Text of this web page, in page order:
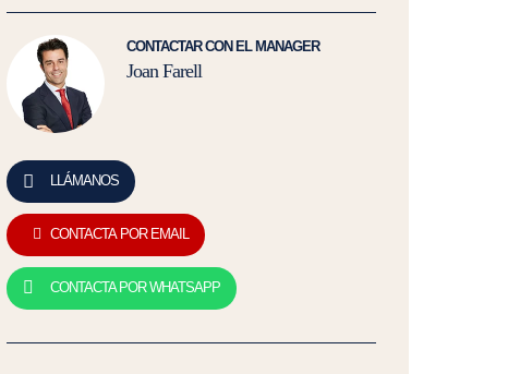
CONTACTAR CON EL MANAGER
Joan Farell
LLÁMANOS
CONTACTA POR EMAIL
CONTACTA POR WHATSAPP